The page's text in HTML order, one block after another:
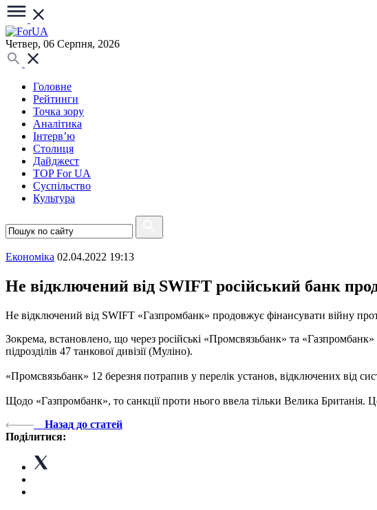
Четвер, 06 Серпня, 2026
Головне
Рейтинги
Точка зору
Аналітика
Інтерв’ю
Столиця
Дайджест
TOP For UA
Суспiльство
Культура
Економіка 02.04.2022 19:13
Не відключений від SWIFT російський банк
Не відключений від SWIFT «Газпромбанк» продовжує фінансувати війну
Зокрема, встановлено, що через російські «Промсвязьбанк» та
підрозділів 47 танкової дивізії (Муліно).
«Промсвязьбанк» 12 березня потрапив у перелік установ, відключених від
Щодо «Газпромбанк», то санкції проти нього ввела тільки Велика Британія.
Назад до статей
Поділитися: